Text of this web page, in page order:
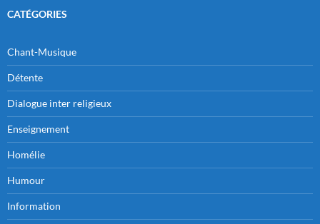
CATÉGORIES
Chant-Musique
Détente
Dialogue inter religieux
Enseignement
Homélie
Humour
Information